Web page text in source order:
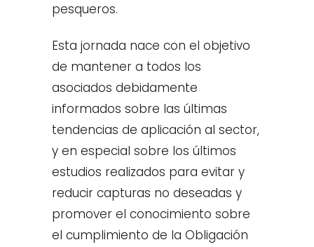
pesqueros.
Esta jornada nace con el objetivo
de mantener a todos los
asociados debidamente
informados sobre las últimas
tendencias de aplicación al sector,
y en especial sobre los últimos
estudios realizados para evitar y
reducir capturas no deseadas y
promover el conocimiento sobre
el cumplimiento de la Obligación